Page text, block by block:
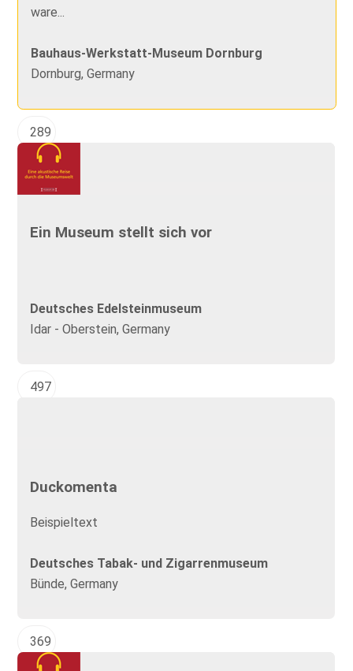
ware...
Bauhaus-Werkstatt-Museum Dornburg
Dornburg, Germany
289
Ein Museum stellt sich vor
Deutsches Edelsteinmuseum
Idar - Oberstein, Germany
497
Duckomenta
Beispieltext
Deutsches Tabak- und Zigarrenmuseum
Bünde, Germany
369